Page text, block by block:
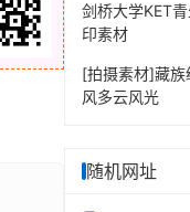
剑桥大学KET
印素材
[拍摄素材]藏族
风多云风光
随机网址